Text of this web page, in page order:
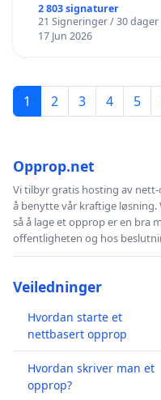
2 803 signaturer
21 Signeringer / 30 dager
17 Jun 2026
1 2 3 4 5
Opprop.net
Vi tilbyr gratis hosting av
å benytte vår kraftige løsning.
så å lage et opprop er en bra
offentligheten og hos
Veiledninger
Hvordan starte et
nettbasert opprop
Hvordan skriver man et
opprop?